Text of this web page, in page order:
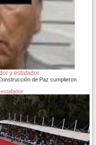
y estafador
de Paz cumplieron